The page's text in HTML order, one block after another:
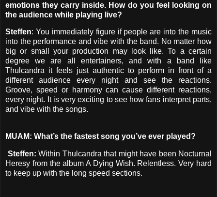
emotions they carry inside. How do you feel looking on
the audience while playing live?
Steffen: You immediately figure if people are into the music
into the performance and vibe with the band. No matter how
big or small your production may look like. To a certain
degree we are all entertainers, and with a band like
Thulcandra it feels just authentic to perform in front of a
different audience every night and see the reactions.
Groove, speed or harmony can cause different reactions,
every night. It is very exciting to see how fans interpret parts,
and vibe with the songs.
MUAM: What’s the fastest song you’ve ever played?
Steffen: Within Thulcandra that might have been Nocturnal
Heresy from the album A Dying Wish. Relentless. Very hard
to keep up with the long speed sections.